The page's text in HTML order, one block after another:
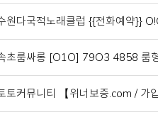
원다국적노래클럽 {{전화예약}}
초룸싸롱 [O1O] 79O3 4858 룸
토커뮤니티 【위너보증.com / 가